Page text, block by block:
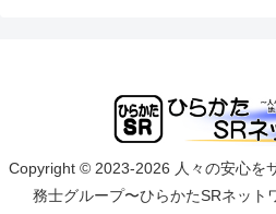
Copyright © 2023-2026 人々の安心を
務士グループ〜ひらかたSRネット